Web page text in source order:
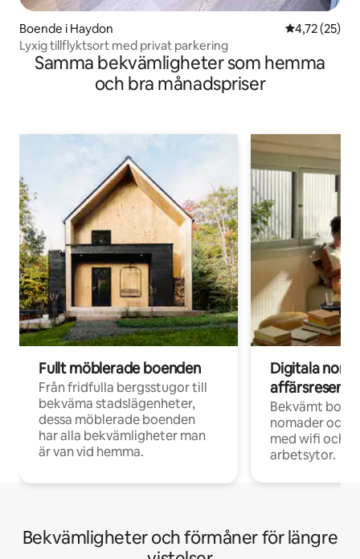
Boende i Haydon 4,72 av 5 i
4,72 (25)
Lyxig tillflyktsort med privat parkering
Samma bekvämligheter som hemma
och bra månadspriser
Fullt möblerade boenden
Från fridfulla bergsstugor till
bekväma stadslägenheter,
dessa möblerade boenden
har alla bekvämligheter man
är van vid hemma.
Digitala
Bekvämt
nomader och
med wifi och
arbetsytor.
Bekvämligheter och förmåner för längre